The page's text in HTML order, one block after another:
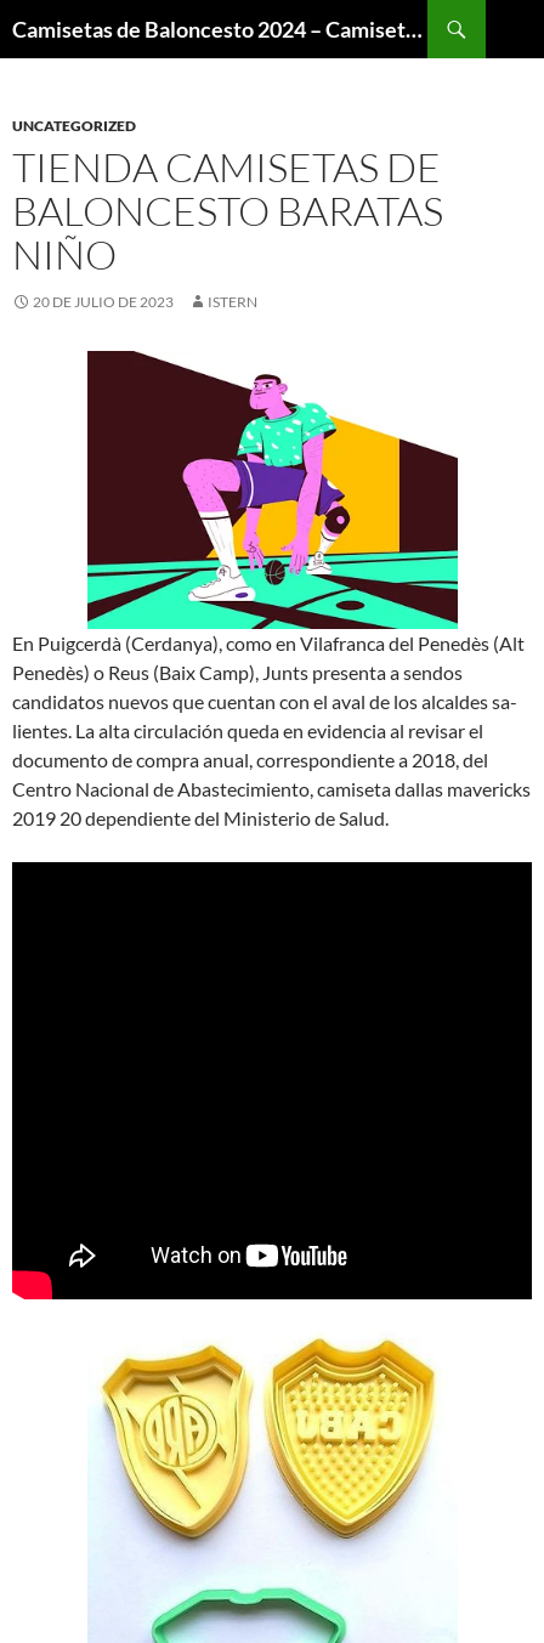
Camisetas de Baloncesto 2024 – Camisetas NBA
UNCATEGORIZED
TIENDA CAMISETAS DE
BALONCESTO BARATAS
NIÑO
20 DE JULIO DE 2023 ISTERN
En Puigcerdà (Cerdanya), como en Vilafranca del Penedès (Alt
Penedès) o Reus (Baix Camp), Junts presenta a sendos
candidatos nuevos que cuentan con el aval de los alcaldes sa­
lientes. La alta circulación queda en evidencia al revisar el
documento de compra anual, correspondiente a 2018, del
Centro Nacional de Abastecimiento, camiseta dallas mavericks
2019 20 dependiente del Ministerio de Salud.